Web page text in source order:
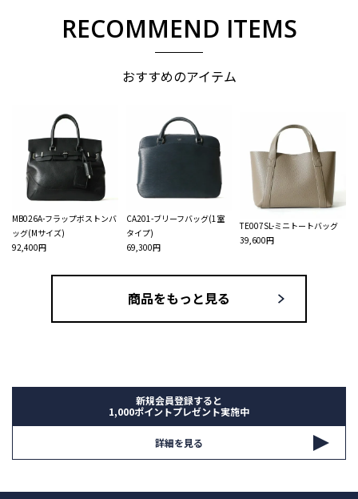
RECOMMEND ITEMS
おすすめのアイテム
MB026A-フラップボストンバ
ッグ(Mサイズ)
92,400円
CA201-ブリーフバッグ(1室
タイプ)
69,300円
TE007SL-ミニトートバッグ
39,600円
商品をもっと見る
新規会員登録すると
1,000ポイントプレゼント実施中
詳細を見る